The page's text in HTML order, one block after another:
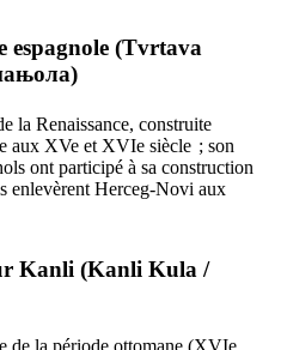
espagnole (Tvrtava
)
la Renaissance, construite
aux XVe et XVIe siècle ; son
ont participé à sa construction
enlevèrent Herceg-Novi aux
Kanli (Kanli Kula /
de la période ottomane (XVIe